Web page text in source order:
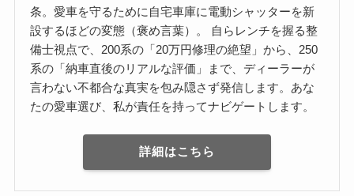
条。愛車を守るために自宅車庫に電動シャッターを新
設するほどの変態（褒め言葉）。 自らレンチを握る整
備士視点で、200系の「20万円修理の絶望」から、250
系の「納車直後のリアルな評価」まで、ディーラーが
言わない不都合な真実を包み隠さず発信します。あな
たの愛車選び、私が責任を持ってナビゲートします。
詳細はこちら